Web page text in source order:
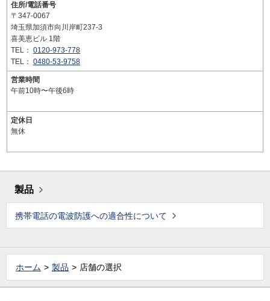
住所/電話番号
〒347-0067
埼玉県加須市向川岸町237-3
喜美恵ビル 1階
TEL： 0120-973-778
TEL： 0480-53-9758
営業時間
午前10時〜午後6時
定休日
無休
製品
携帯電話の電波防護への適合性について
ホーム 製品 店舗の選択